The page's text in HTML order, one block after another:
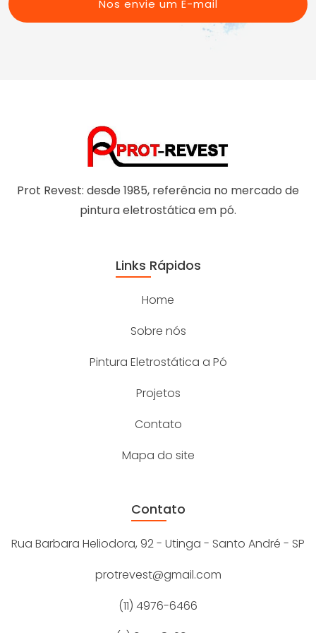
Sacomã
Vila Formosa
Vila Matilde
Nos envie um E-mail
Prot Revest: desde 1985, referência no mercado de
pintura eletrostática em pó.
Links Rápidos
Home
Sobre nós
Pintura Eletrostática a Pó
Projetos
Contato
Mapa do site
Contato
Rua Barbara Heliodora, 92 - Utinga - Santo André - SP
protrevest@gmail.com
(11) 4976-6466